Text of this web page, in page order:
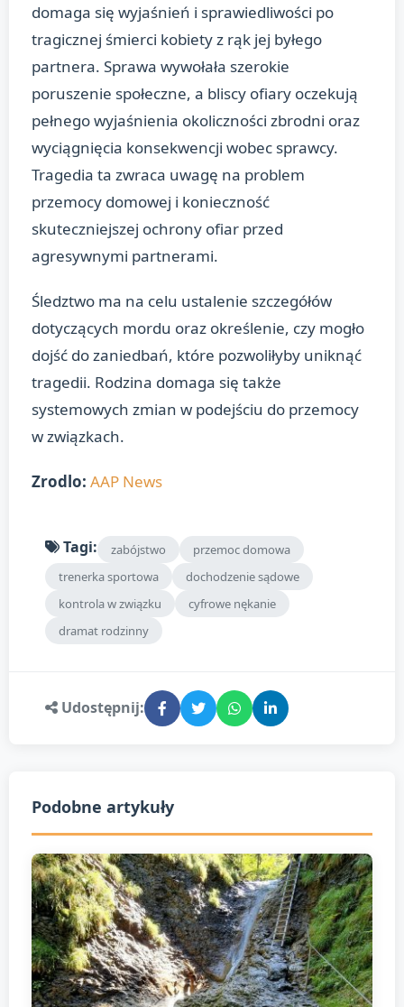
domaga się wyjaśnień i sprawiedliwości po
tragicznej śmierci kobiety z rąk jej byłego
partnera. Sprawa wywołała szerokie
poruszenie społeczne, a bliscy ofiary oczekują
pełnego wyjaśnienia okoliczności zbrodni oraz
wyciągnięcia konsekwencji wobec sprawcy.
Tragedia ta zwraca uwagę na problem
przemocy domowej i konieczność
skuteczniejszej ochrony ofiar przed
agresywnymi partnerami.
Śledztwo ma na celu ustalenie szczegółów
dotyczących mordu oraz określenie, czy mogło
dojść do zaniedbań, które pozwoliłyby uniknąć
tragedii. Rodzina domaga się także
systemowych zmian w podejściu do przemocy
w związkach.
Zrodlo: AAP News
Tagi: zabójstwo
przemoc domowa
trenerka sportowa
dochodzenie sądowe
kontrola w związku
cyfrowe nękanie
dramat rodzinny
Udostępnij:
Podobne artykuły